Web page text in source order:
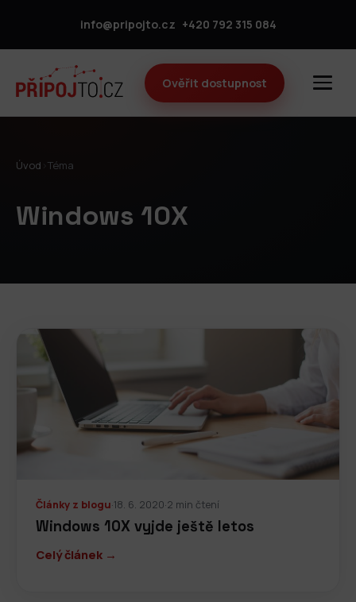
info@pripojto.cz +420 792 315 084
Ověřit dostupnost
Úvod Téma
Windows 10X
Články z blogu·18. 6. 2020·2 min čtení
Windows 10X vyjde ještě letos
Celý článek →